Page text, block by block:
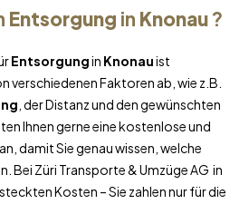
Entsorgung in Knonau?
Entsorgungin Knonauist
verschiedenen Faktoren ab, wie z.B.
, der Distanz und den gewünschten
Ihnen gerne eine kostenlose und
damit Sie genau wissen, welche
Bei Züri Transporte & Umzüge AG in
Kosten – Sie zahlen nur für die